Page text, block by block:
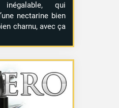
1 avis
inégalable, qui
nectarine bien
charnu, avec ça